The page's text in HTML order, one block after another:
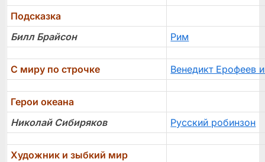
Подсказка
Билл Брайсон
Рим
С миру по строчке Венедикт Ерофеев
Герои океана
Николай Сибиряков
Русский робинзон
Художник и зыбкий мир